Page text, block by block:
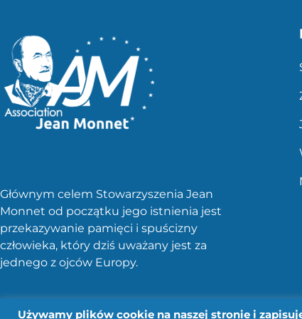
Głównym celem Stowarzyszenia Jean
Monnet od początku jego istnienia jest
przekazywanie pamięci i spuścizny
człowieka, który dziś uważany jest za
jednego z ojców Europy.
Używamy plików cookie na naszej stronie i